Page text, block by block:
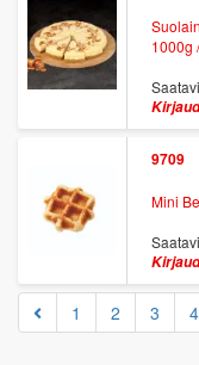
1000g
9709
Mini
1 2 3 4